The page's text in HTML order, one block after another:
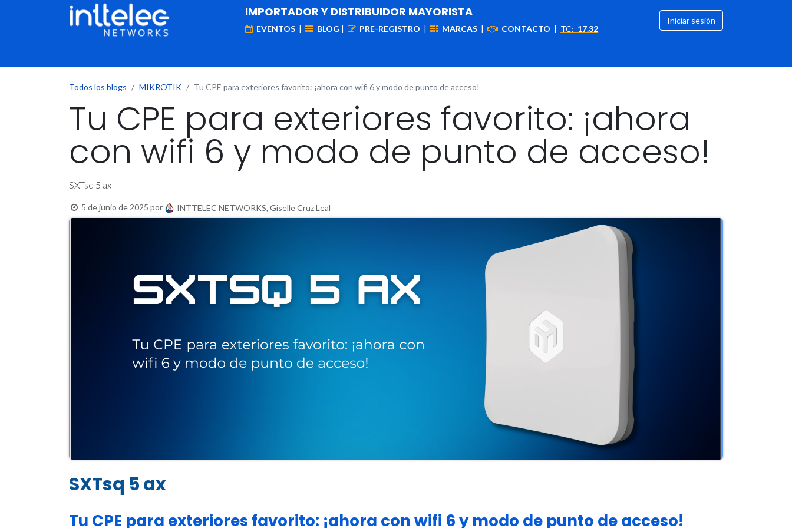
IMPORTADOR Y DISTRIBUIDOR MAYORISTA
EVENTOS | BLOG | PRE-REGISTRO | MARCAS | CONTACTO | TC: 17.32
Iniciar sesión
Todos los blogs MIKROTIK Tu CPE para exteriores favorito: ¡ahora con wifi 6 y modo de punto de acceso!
Tu CPE para exteriores favorito: ¡ahora
con wifi 6 y modo de punto de acceso!
SXTsq 5 ax
5 de junio de 2025 por INTTELEC NETWORKS, Giselle Cruz Leal
SXTsq 5 ax
Tu CPE para exteriores favorito: ¡ahora con wifi 6 y modo de punto de acceso!